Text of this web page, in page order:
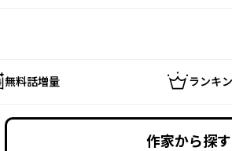
無料話増量 ランキ
作家から探す